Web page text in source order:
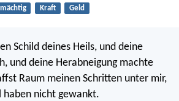
Kraft Geld
Schild deines Heils, und deine
und deine Herabneigung machte
Raum meinen Schritten unter mir,
haben nicht gewankt.